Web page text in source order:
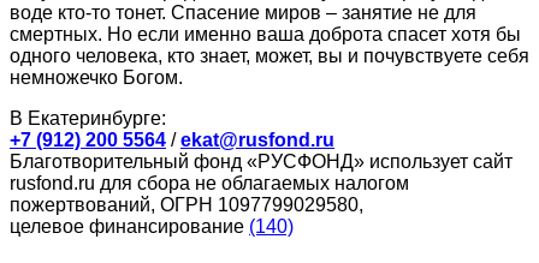
воде кто-то тонет. Спасение миров – занятие не для
смертных. Но если именно ваша доброта спасет хотя бы
одного человека, кто знает, может, вы и почувствуете себя
немножечко Богом.
В Екатеринбурге:
+7 (912) 200 5564 /ekat@rusfond.ru
Благотворительный фонд «РУСФОНД» использует сайт
rusfond.ru для сбора не облагаемых налогом
пожертвований, ОГРН 1097799029580,
целевое финансирование (140)